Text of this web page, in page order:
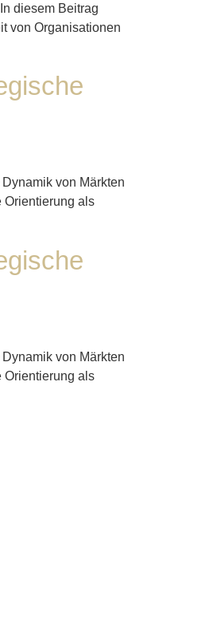
diesem Beitrag
von Organisationen
von Märkten
Orientierung als
von Märkten
Orientierung als